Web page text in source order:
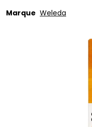
Marque Weleda